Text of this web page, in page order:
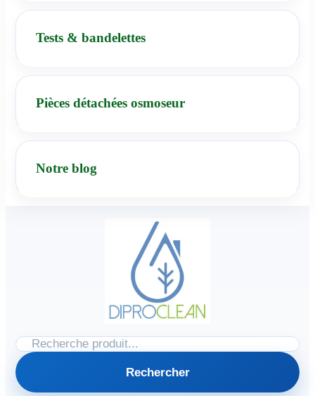
Tests & bandelettes
Pièces détachées osmoseur
Notre blog
Rechercher